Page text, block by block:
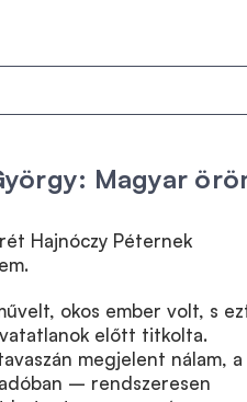
Magyar
Hajnóczy Péternek
okos ember volt, s
előtt titkolta.
megjelent nálam, a
– rendszeresen